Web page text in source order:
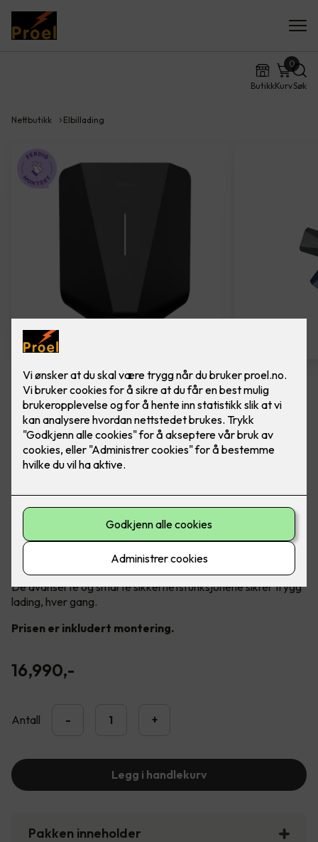
ButikkKurv
0
Søk
Nettbutikk Elbillading
Easee Charge Up
Ferdig montert elbillader. Easee Charge UP er
liten, smart og full av kraft.
Utforsk Easee`s pålitelige og fremtidssikre elbillader som
fyller dine hjemmeladebehov.
Charge Up har støtte for alle elektriske kjøretøy, faser og
strømnett, og leverer alltid maksimal tilgjengelig ladeeffekt.
De avanserte og smarte sikkerhetsfunksjonene sikrer trygg
lading, hver gang.
Prisen er inkludert montering.
16,990,-
Antall - +
Legg i handlekurv
Pakken inneholder